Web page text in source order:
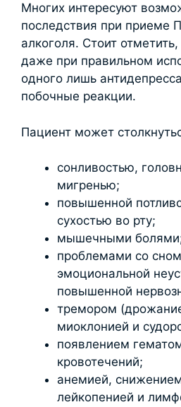
Многих интересуют
последствия при приеме
алкоголя. Стоит
даже при правильном
одного лишь
побочные реакции.
Пациент может
сонливостью,
мигренью;
повышенной
сухостью во рту;
мышечными
проблемами со
эмоциональной
повышенной
тремором
миоклонией и
появлением
кровотечений;
анемией,
лейкопенией и